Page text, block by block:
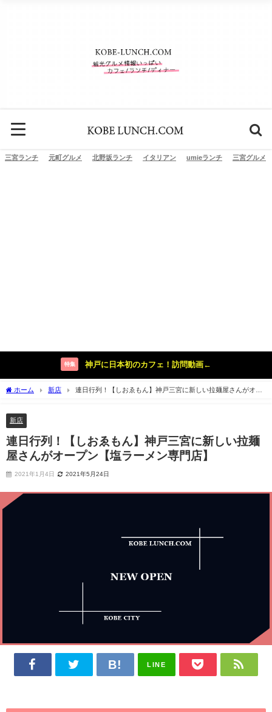
三宮ランチ 元町グルメ 北野坂ランチ イタリアン umieランチ 三宮グルメ
特集 神戸に日本初のカフェ！訪問動画←
ホーム 新店
連日行列！【しおゑもん】神戸三宮に新しい拉麺屋さんがオー
新店
連日行列！【しおゑもん】神戸三宮に新しい拉麺
屋さんがオープン【塩ラーメン専門店】
2021年1月4日 2021年5月24日
LINE